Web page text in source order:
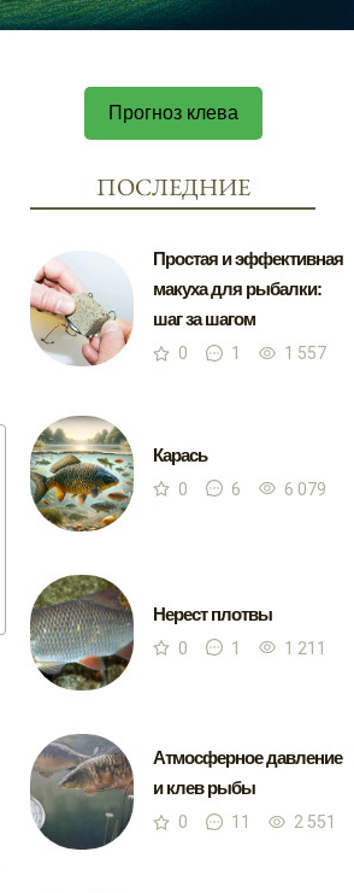
Прогноз клева
ПОСЛЕДНИЕ
Простая и эффективная
макуха для рыбалки:
шаг за шагом
0 1 1 557
Карась
0 6 6 079
Нерест плотвы
0 1 1 211
Атмосферное давление
и клев рыбы
0 11 2 551